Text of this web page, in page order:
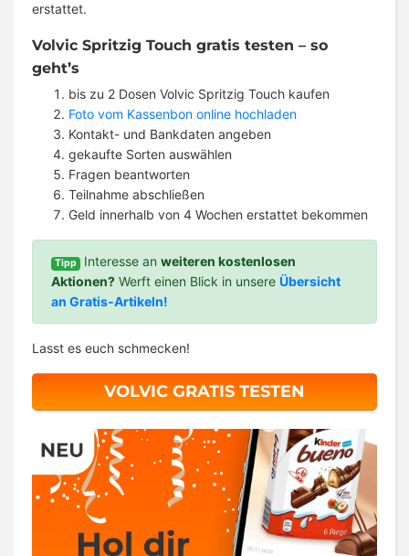
erstattet.
Volvic Spritzig Touch gratis testen – so
geht’s
bis zu 2 Dosen Volvic Spritzig Touch kaufen
Foto vom Kassenbon online hochladen
Kontakt- und Bankdaten angeben
gekaufte Sorten auswählen
Fragen beantworten
Teilnahme abschließen
Geld innerhalb von 4 Wochen erstattet bekommen
Tipp Interesse anweiteren kostenlosen
Aktionen? Werft einen Blick in unsere Übersicht
an Gratis-Artikeln!
Lasst es euch schmecken!
VOLVIC GRATIS TESTEN